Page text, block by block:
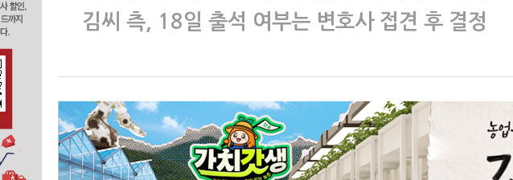
김씨 측, 18일 출석 여부는 변호사 접견 후 결정